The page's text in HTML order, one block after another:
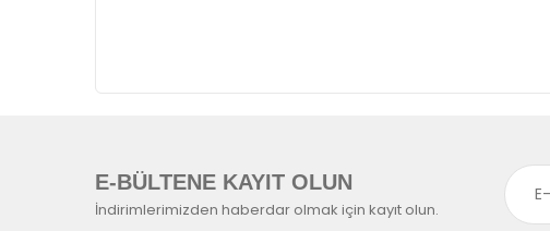
E-BÜLTENE KAYIT OLUN
İndirimlerimizden haberdar olmak için kayıt olun.